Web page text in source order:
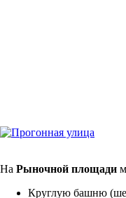
На Рыночной площади
Круглую башню